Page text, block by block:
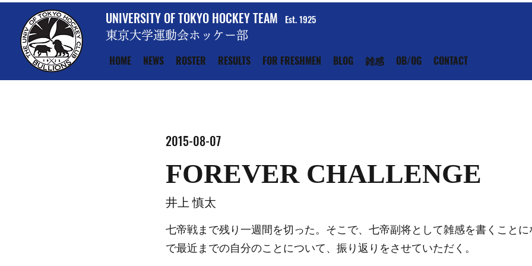
UNIVERSITY OF TOKYO HOCKEY TEAM
東京大学運動会ホッケー部
Est. 1925
HOME NEWS ROSTER RESULTS FOR FRESHMEN BLOG 雑感 OB/OG CONTACT
2015-08-07
FOREVER CHALLENGE
井上 慎太
七帝戦まで残り一週間を切った。そこで、七帝副将として雑感を書くことに
で最近までの自分のことについて、振り返りをさせていただく。